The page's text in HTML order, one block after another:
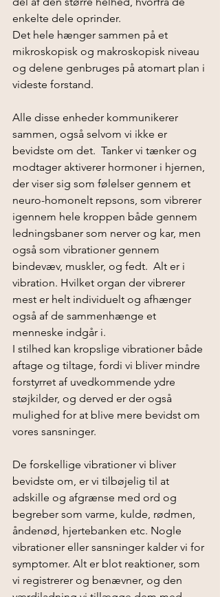
enkelte dele oprinder.
Det hele hænger sammen på et
mikroskopisk og makroskopisk niveau
og delene genbruges på atomart plan i
videste forstand.
Alle disse enheder kommunikerer
sammen, også selvom vi ikke er
bevidste om det.  Tanker vi tænker og
modtager aktiverer hormoner i hjernen,
der viser sig som følelser gennem et
neuro-homonelt repsons, som vibrerer
igennem hele kroppen både gennem
ledningsbaner som nerver og kar, men
også som vibrationer gennem
bindevæv, muskler, og fedt.  Alt er i
vibration. Hvilket organ der vibrerer
mest er helt individuelt og afhænger
også af de sammenhænge et
menneske indgår i.
I stilhed kan kropslige vibrationer både
aftage og tiltage, fordi vi bliver mindre
forstyrret af uvedkommende ydre
støjkilder, og derved er der også
mulighed for at blive mere bevidst om
vores sansninger.
De forskellige vibrationer vi bliver
bevidste om, er vi tilbøjelig til at
adskille og afgrænse med ord og
begreber som varme, kulde, rødmen,
åndenød, hjertebanken etc. Nogle
vibrationer eller sansninger kalder vi for
symptomer. Alt er blot reaktioner, som
vi registrerer og benævner, og den